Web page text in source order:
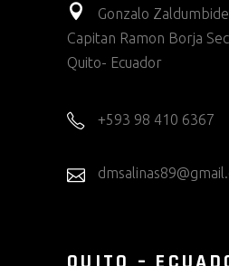
Gonzalo
Capitan Ramon Borja
Quito- Ecuador
+593 98 410 6367